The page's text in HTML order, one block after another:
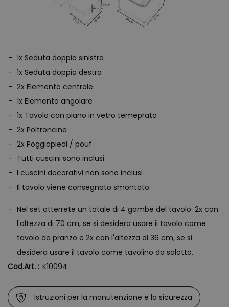
1x Seduta doppia sinistra
1x Seduta doppia destra
2x Elemento centrale
1x Elemento angolare
1x Tavolo con piano in vetro temeprato
2x Poltroncina
2x Poggiapiedi / pouf
Tutti cuscini sono inclusi
I cuscini decorativi non sono inclusi
Il tavolo viene consegnato smontato
Nel set otterrete un totale di 4 gambe del tavolo: 2x con
l'altezza di 70 cm, se si desidera usare il tavolo come
tavolo da pranzo e 2x con l'altezza di 36 cm, se si
desidera usare il tavolo come tavolino da salotto.
Cod.Art. : K10094
Istruzioni per la manutenzione e la sicurezza